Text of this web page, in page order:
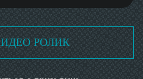
РОЛИК